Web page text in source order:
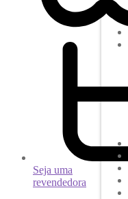
Seja uma
revendedora